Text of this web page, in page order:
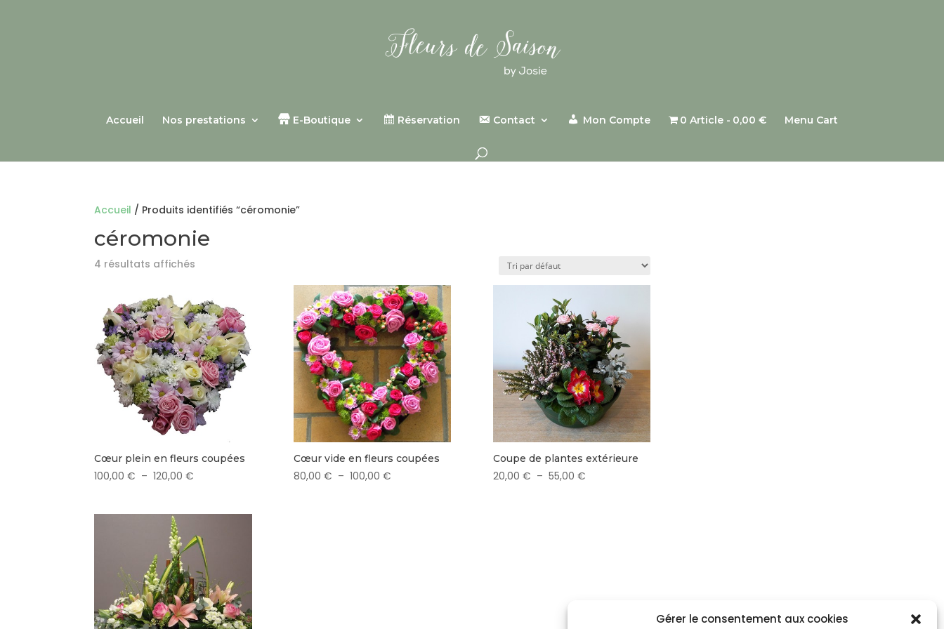
Gérer le consentement aux cookies
Accueil Nos prestations E-Boutique Réservation Contact Mon Compte 0 Article 0,00 € Menu Cart
Accueil / Produits identifiés “céromonie”
céromonie
4 résultats affichés
Cœur plein en fleurs coupées
100,00€ – 120,00€
à
120,00 €
Cœur vide en fleurs coupées
80,00 € – 100,00 €Plage
Coupe de plantes extérieure
20,00 € – 55,00 €Plage